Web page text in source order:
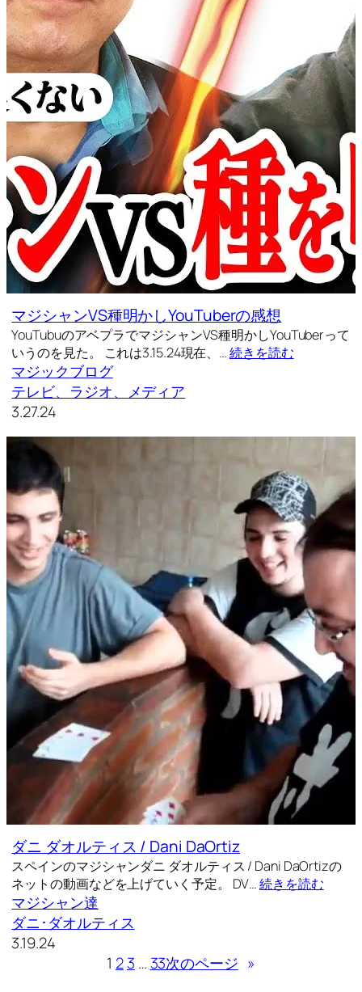
マジシャンVS種明かしYouTuberの感想
YouTubuのアベプラでマジシャンVS種明かしYouTuberって
いうのを見た。 これは3.15.24現在、…続きを読む
マジックブログ
テレビ、ラジオ、メディア
3.27.24
ダニ ダオルティス / Dani DaOrtiz
スペインのマジシャンダニ ダオルティス / Dani DaOrtizの
ネットの動画などを上げていく予定。 DV…続きを読む
マジシャン達
ダニ･ダオルティス
3.19.24
1 23 … 33次のページ »